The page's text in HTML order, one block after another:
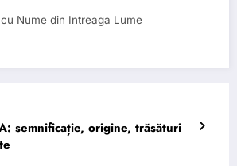
Nume din Intreaga Lume
semnificație, origine, trăsături